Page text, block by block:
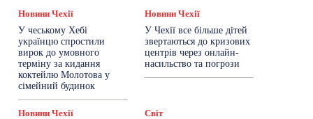
Новини України
Новини Чехії
Політика
Робота
Сад та город
Світ
Спорт ТехноМанія
Топ-новини
Фоторепортаж
Більше
Новини Чехії
У чеському Хебі
українцю спростили
вирок до умовного
терміну за кидання
коктейлю Молотова у
сімейний будинок
Новини Чехії
У Чехії все більше дітей
звертаються до кризових
центрів через онлайн-
насильство та погрози
Новини Чехії
Світ